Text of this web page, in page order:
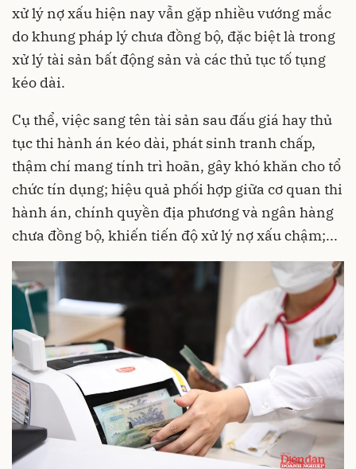
xử lý nợ xấu hiện nay vẫn gặp nhiều vướng mắc
do khung pháp lý chưa đồng bộ, đặc biệt là trong
xử lý tài sản bất động sản và các thủ tục tố tụng
kéo dài.
Cụ thể, việc sang tên tài sản sau đấu giá hay thủ
tục thi hành án kéo dài, phát sinh tranh chấp,
thậm chí mang tính trì hoãn, gây khó khăn cho tổ
chức tín dụng; hiệu quả phối hợp giữa cơ quan thi
hành án, chính quyền địa phương và ngân hàng
chưa đồng bộ, khiến tiến độ xử lý nợ xấu chậm;...